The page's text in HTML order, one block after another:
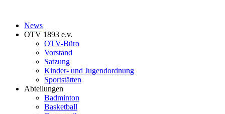
News
OTV 1893 e.v.
OTV-Büro
Vorstand
Satzung
Kinder- und Jugendordnung
Sportstätten
Abteilungen
Badminton
Basketball